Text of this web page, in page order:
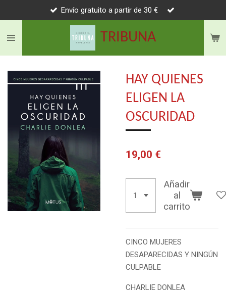
contenido
TRIBUNA
Envío gratuito a partir de 30 €
HAY QUIENES
ELIGEN LA
OSCURIDAD
19,00 €
Añadir
al
carrito
CINCO MUJERES
DESAPARECIDAS Y NINGÚN
CULPABLE
CHARLIE DONLEA